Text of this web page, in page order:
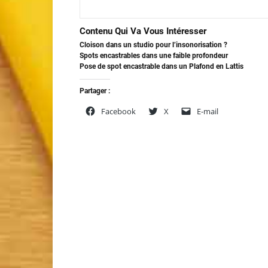
Contenu Qui Va Vous Intéresser
Cloison dans un studio pour l’insonorisation ?
Spots encastrables dans une faible profondeur
Pose de spot encastrable dans un Plafond en Lattis
Partager :
Facebook X E-mail